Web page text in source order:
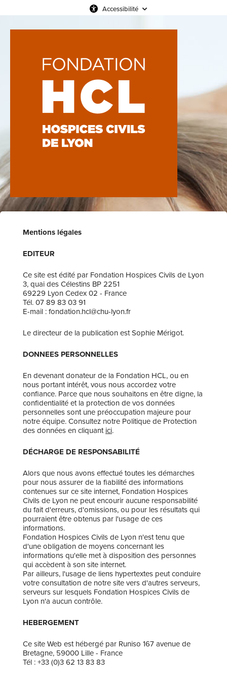
Accessibilité
Mentions légales
EDITEUR
Ce site est édité par Fondation Hospices Civils de Lyon
3, quai des Célestins BP 2251
69229 Lyon Cedex 02 - France
Tél. 07 89 83 03 91
E-mail : fondation.hcl@chu-lyon.fr
Le directeur de la publication est Sophie Mérigot.
DONNEES PERSONNELLES
En devenant donateur de la Fondation HCL, ou en
nous portant intérêt, vous nous accordez votre
confiance. Parce que nous souhaitons en être digne, la
confidentialité et la protection de vos données
personnelles sont une préoccupation majeure pour
notre équipe. Consultez notre Politique de Protection
des données en cliquantici.
DÉCHARGE DE RESPONSABILITÉ
Alors que nous avons effectué toutes les démarches
pour nous assurer de la fiabilité des informations
contenues sur ce site internet, Fondation Hospices
Civils de Lyon ne peut encourir aucune responsabilité
du fait d'erreurs, d'omissions, ou pour les résultats qui
pourraient être obtenus par l'usage de ces
informations.
Fondation Hospices Civils de Lyon n'est tenu que
d'une obligation de moyens concernant les
informations qu'elle met à disposition des personnes
qui accèdent à son site internet.
Par ailleurs, l'usage de liens hypertextes peut conduire
votre consultation de notre site vers d'autres serveurs,
serveurs sur lesquels Fondation Hospices Civils de
Lyon n'a aucun contrôle.
HEBERGEMENT
Ce site Web est hébergé par Runiso 167 avenue de
Bretagne, 59000 Lille - France
Tél : +33 (0)3 62 13 83 83